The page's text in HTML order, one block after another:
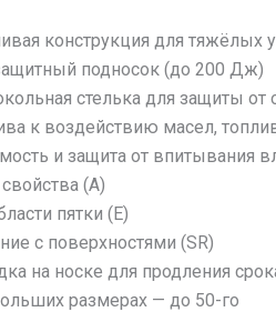
конструкция для тяжёлых
подносок (до 200 Дж)
стелька для защиты
к воздействию масел,
и защита от впитывания
(A)
пятки (E)
с поверхностями (SR)
на носке для продления
размерах — до 50-го